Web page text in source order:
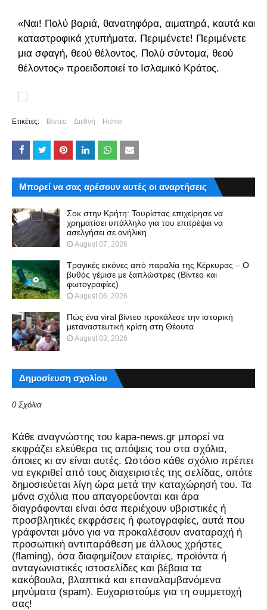
«Ναι! Πολύ βαριά, θανατηφόρα, αιματηρά, καυτά και
καταστροφικά χτυπήματα. Περιμένετε! Περιμένετε
μια σφαγή, θεού θέλοντος. Πολύ σύντομα, θεού
θέλοντος» προειδοποιεί το Ισλαμικό Κράτος.
Ετικέτες: Βίντεο Διεθνή Home
Μπορεί να σας αρέσουν αυτές οι αναρτήσεις
Σοκ στην Κρήτη: Τουρίστας επιχείρησε να
χρηματίσει υπάλληλο για του επιτρέψει να
ασελγήσει σε ανήλικη
August 07, 2026
Τραγικές εικόνες από παραλία της Κέρκυρας – Ο
βυθός γέμισε με ξαπλώστρες (Βίντεο και
φωτογραφίες)
August 06, 2026
Πώς ένα viral βίντεο προκάλεσε την ιστορική
μεταναστευτική κρίση στη Θέουτα
August 03, 2026
Δημοσίευση σχολίου
0 Σχόλια
Kάθε αναγνώστης του kapa-news.gr μπορεί να
εκφράζει ελεύθερα τις απόψεις του στα σχόλια,
όποιες κι αν είναι αυτές. Ωστόσο κάθε σχόλιο πρέπει
να εγκριθεί από τους διαχειριστές της σελίδας, οπότε
δημοσιεύεται λίγη ώρα μετά την καταχώρησή του. Τα
μόνα σχόλια που απαγορεύονται και άρα
διαγράφονται είναι όσα περιέχουν υβριστικές ή
προσβλητικές εκφράσεις ή φωτογραφίες, αυτά που
γράφονται μόνο για να προκαλέσουν αναταραχή ή
προσωπική αντιπαράθεση με άλλους χρήστες
(flaming), όσα διαφημίζουν εταιρίες, προϊόντα ή
ανταγωνιστικές ιστοσελίδες και βέβαια τα
κακόβουλα, βλαπτικά και επαναλαμβανόμενα
μηνύματα (spam). Ευχαριστούμε για τη συμμετοχή
σας!